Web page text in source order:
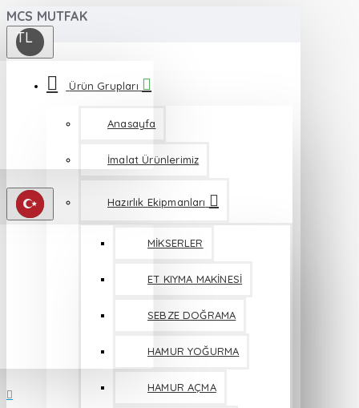
MCS MUTFAK
TL
Ürün Grupları
Anasayfa
İmalat Ürünlerimiz
Hazırlık Ekipmanları
MİKSERLER
ET KIYMA MAKİNESİ
SEBZE DOĞRAMA
HAMUR YOĞURMA
HAMUR AÇMA